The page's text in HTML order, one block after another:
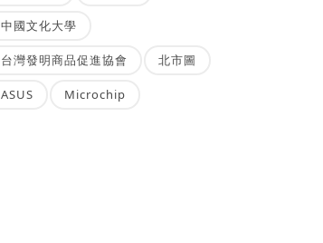
中國文化大學
台灣發明商品促進協會 北市圖
ASUS Microchip